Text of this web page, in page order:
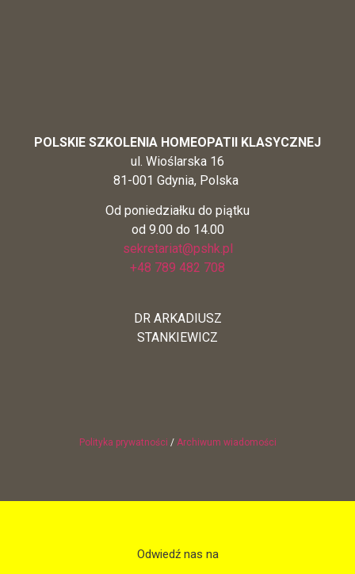
POLSKIE SZKOLENIA HOMEOPATII KLASYCZNEJ
ul. Wioślarska 16
81-001 Gdynia, Polska
Od poniedziałku do piątku
od 9.00 do 14.00
sekretariat@pshk.pl
+48 789 482 708
DR ARKADIUSZ
STANKIEWICZ
Polityka prywatności / Archiwum wiadomości
Odwiedź nas na